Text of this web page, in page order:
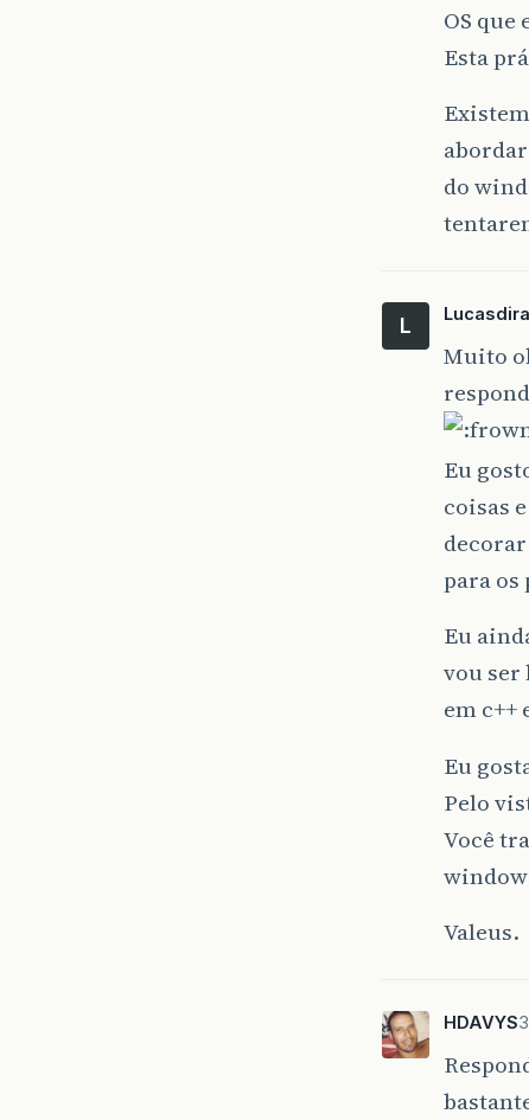
OS
Esta
do
L
Muito
Eu
coisas
para
Eu
vou ser
em c++
Eu
Pelo
Você
Valeus.
HDAVYS